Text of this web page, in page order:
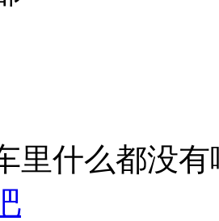
里什么都没有